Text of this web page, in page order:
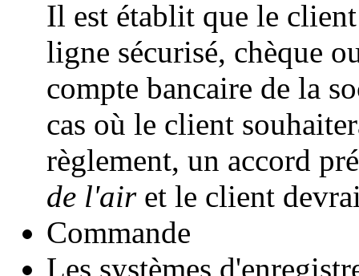
Il est établit que le
ligne sécurisé, chèque
compte bancaire de la
cas où le client
règlement, un accord
de l'airet le client
Commande
Les systèmes